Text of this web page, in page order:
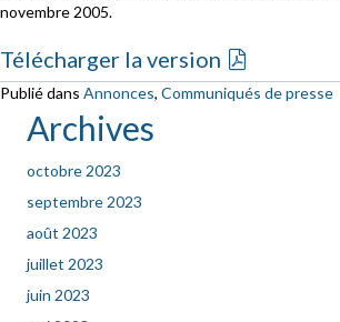
novembre 2005.
Télécharger la version
Publié dans Annonces, Communiqués de presse
Archives
octobre 2023
septembre 2023
août 2023
juillet 2023
juin 2023